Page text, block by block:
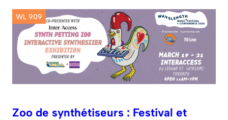
WL 909
Zoo de synthétiseurs : Festival et